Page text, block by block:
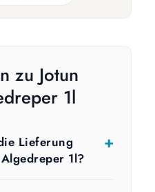
zu Jotun
1l
Lieferung
1l?